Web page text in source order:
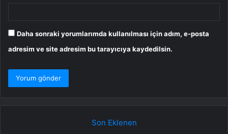
Daha sonraki yorumlarımda kullanılması için adım, e-posta
adresim ve site adresim bu tarayıcıya kaydedilsin.
Son Eklenen